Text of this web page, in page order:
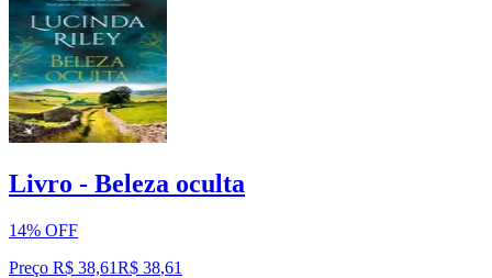
Livro - Beleza oculta
14% OFF
Preço R$ 38,61R$ 38,61